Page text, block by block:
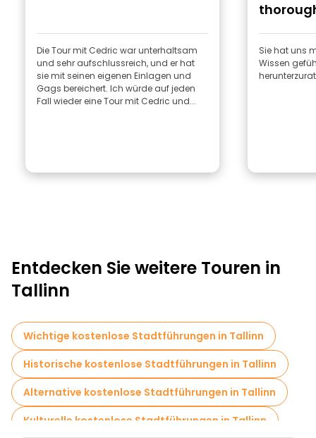
Die Tour mit Cedric war unterhaltsam
und sehr aufschlussreich, und er hat
sie mit seinen eigenen Einlagen und
Gags bereichert. Ich würde auf jeden
Fall wieder eine Tour mit Cedric und...
to keep
Sie hat uns
Wissen
Entdecken Sie weitere Touren in
Tallinn
Wichtige kostenlose Stadtführungen in Tallinn
Historische kostenlose Stadtführungen in Tallinn
Alternative kostenlose Stadtführungen in Tallinn
Kulturelle kostenlose Stadtführungen in Tallinn